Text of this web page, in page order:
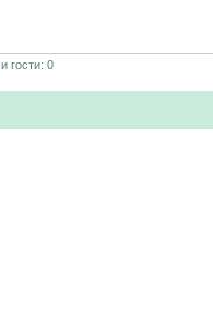
и гости: 0